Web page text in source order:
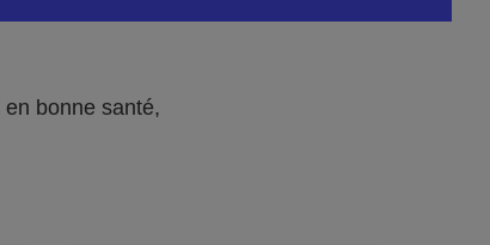
bonne santé,